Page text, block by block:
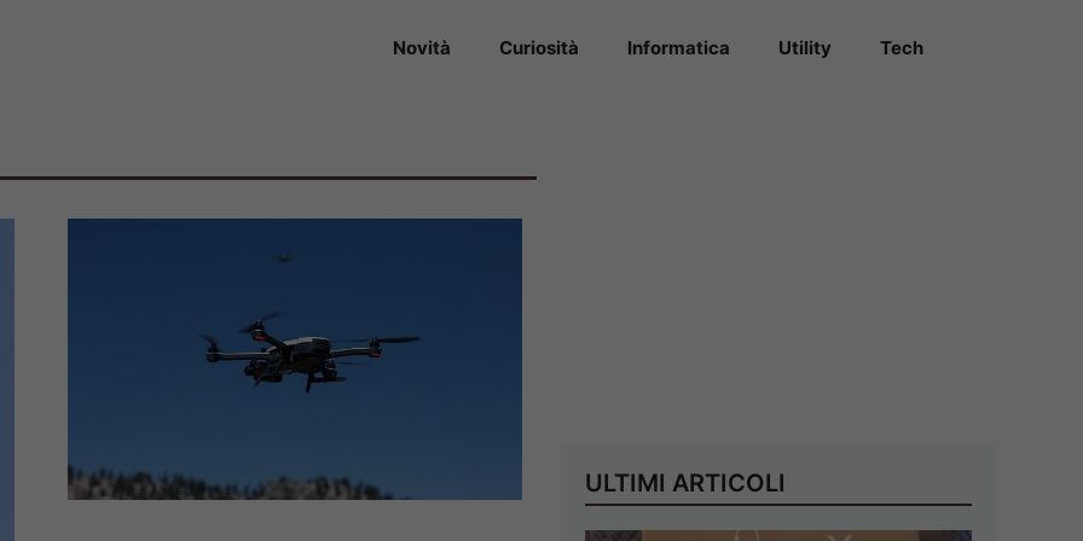
Novità Curiosità Informatica Utility Tech
ULTIMI ARTICOLI